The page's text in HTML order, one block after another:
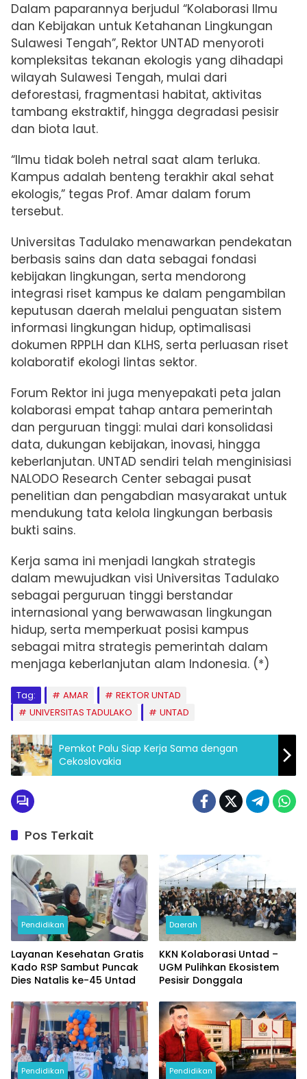
Dalam paparannya berjudul “Kolaborasi Ilmu
dan Kebijakan untuk Ketahanan Lingkungan
Sulawesi Tengah”, Rektor UNTAD menyoroti
kompleksitas tekanan ekologis yang dihadapi
wilayah Sulawesi Tengah, mulai dari
deforestasi, fragmentasi habitat, aktivitas
tambang ekstraktif, hingga degradasi pesisir
dan biota laut.
“Ilmu tidak boleh netral saat alam terluka.
Kampus adalah benteng terakhir akal sehat
ekologis,” tegas Prof. Amar dalam forum
tersebut.
Universitas Tadulako menawarkan pendekatan
berbasis sains dan data sebagai fondasi
kebijakan lingkungan, serta mendorong
integrasi riset kampus ke dalam pengambilan
keputusan daerah melalui penguatan sistem
informasi lingkungan hidup, optimalisasi
dokumen RPPLH dan KLHS, serta perluasan riset
kolaboratif ekologi lintas sektor.
Forum Rektor ini juga menyepakati peta jalan
kolaborasi empat tahap antara pemerintah
dan perguruan tinggi: mulai dari konsolidasi
data, dukungan kebijakan, inovasi, hingga
keberlanjutan. UNTAD sendiri telah menginisiasi
NALODO Research Center sebagai pusat
penelitian dan pengabdian masyarakat untuk
mendukung tata kelola lingkungan berbasis
bukti sains.
Kerja sama ini menjadi langkah strategis
dalam mewujudkan visi Universitas Tadulako
sebagai perguruan tinggi berstandar
internasional yang berwawasan lingkungan
hidup, serta memperkuat posisi kampus
sebagai mitra strategis pemerintah dalam
menjaga keberlanjutan alam Indonesia. (*)
Tag: AMAR
REKTOR UNTAD
UNIVERSITAS TADULAKO
UNTAD
Pemkot Palu Siap Kerja Sama dengan
Cekoslovakia
Pos Terkait
Pendidikan
Layanan Kesehatan Gratis
Kado RSP Sambut Puncak
Dies Natalis ke-45 Untad
Daerah
KKN Kolaborasi Untad –
UGM Pulihkan Ekosistem
Pesisir Donggala
Pendidikan Pendidikan